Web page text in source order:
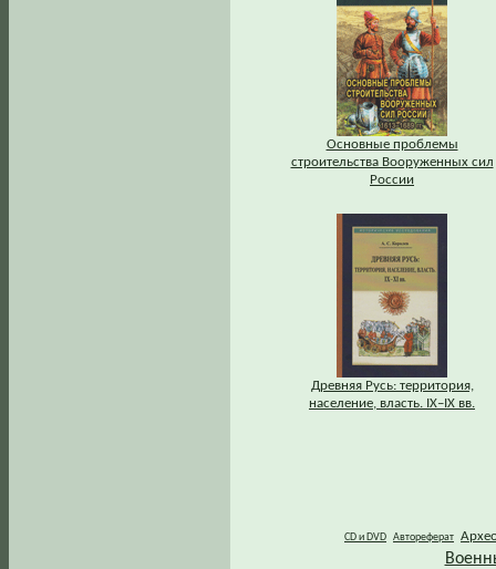
Основные проблемы
строительства Вооруженных сил
России
Древняя Русь: территория,
население, власть. IХ–IХ вв.
CD и DVD Автореферат